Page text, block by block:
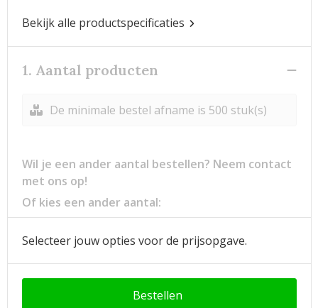
Bekijk alle productspecificaties
1. Aantal producten
De minimale bestel afname is 500 stuk(s)
Wil je een ander aantal bestellen? Neem contact
met ons op!
Of kies een ander aantal:
Selecteer jouw opties voor de prijsopgave.
Bestellen